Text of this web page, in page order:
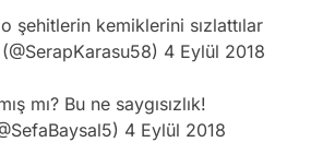
şehitlerin kemiklerini sızlattılar
4 Eylül 2018
mı? Bu ne saygısızlık!
4 Eylül 2018